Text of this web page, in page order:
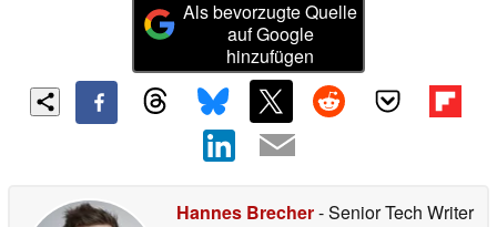
Als bevorzugte Quelle
auf Google
hinzufügen
Hannes Brecher- Senior Tech Writer